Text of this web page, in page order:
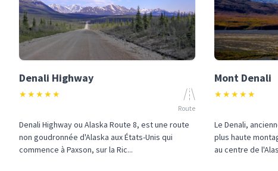
Denali Highway
★★★★★
Route
Denali Highway ou Alaska Route 8, est une route
non goudronnée d'Alaska aux États-Unis qui
commence à Paxson, sur la Ric...
Mont Denali
★★★★★
Le Denali,
plus haute
au centre de